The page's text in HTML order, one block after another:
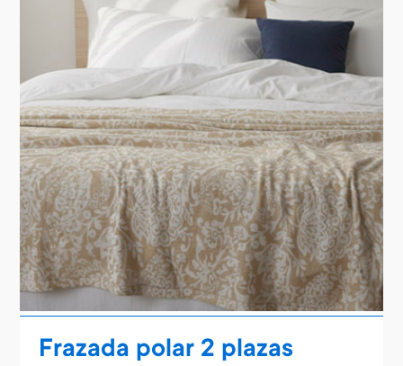
Frazada polar 2 plazas